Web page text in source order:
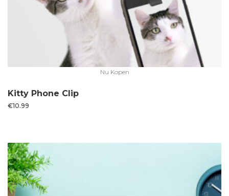
Nu Kopen
Kitty Phone Clip
€10.99